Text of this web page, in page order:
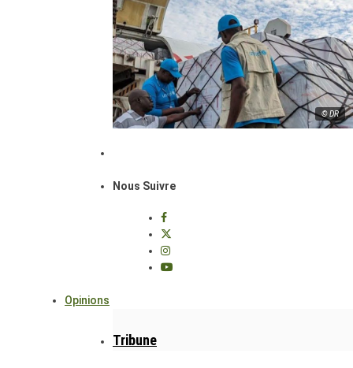
© DR
Nous Suivre
Opinions
Tribune